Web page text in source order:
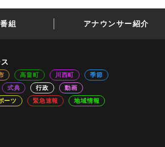
組 アナウンサー紹介
高畠町 川西町
季節
式典 行政
動画
ーツ 緊急速報 地域情報